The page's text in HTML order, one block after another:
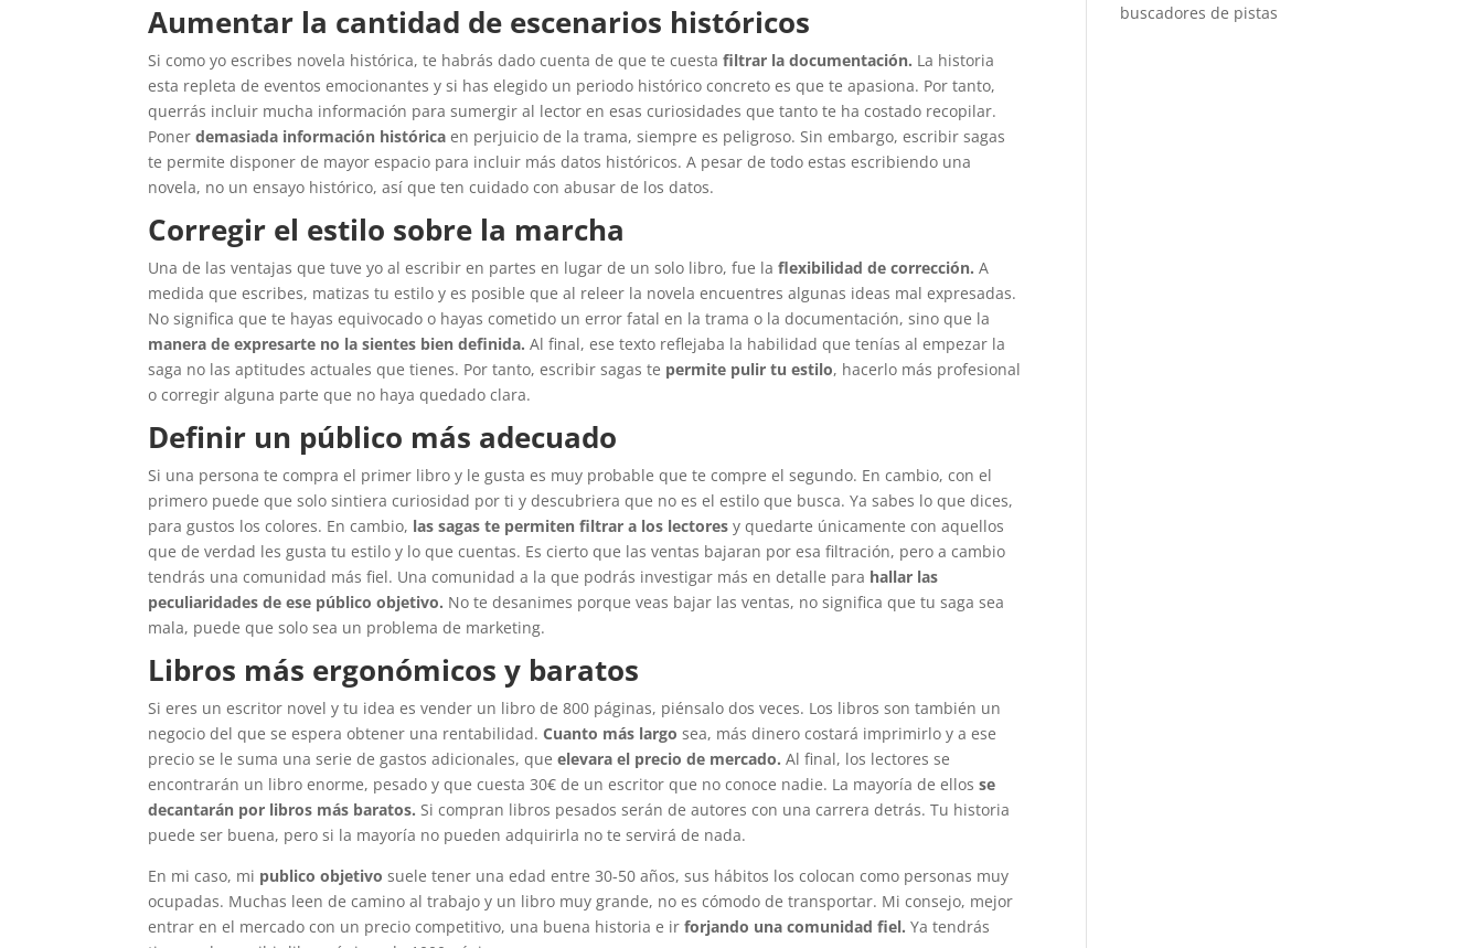
Aumentar la cantidad de escenarios históricos
Si como yo escribes novela histórica, te habrás dado cuenta de que te cuesta filtrar la documentación. La historia
esta repleta de eventos emocionantes y si has elegido un periodo histórico concreto es que te apasiona. Por tanto,
querrás incluir mucha información para sumergir al lector en esas curiosidades que tanto te ha costado recopilar.
Ponerdemasiada información histórica en perjuicio de la trama, siempre es peligroso. Sin embargo, escribir sagas
te permite disponer de mayor espacio para incluir más datos históricos. A pesar de todo estas escribiendo una
novela, no un ensayo histórico, así que ten cuidado con abusar de los datos.
Corregir el estilo sobre la marcha
Una de las ventajas que tuve yo al escribir en partes en lugar de un solo libro, fue la flexibilidad de corrección. A
medida que escribes, matizas tu estilo y es posible que al releer la novela encuentres algunas ideas mal expresadas.
No significa que te hayas equivocado o hayas cometido un error fatal en la trama o la documentación, sino que la
manera de expresarte no la sientes bien definida. Al final, ese texto reflejaba la habilidad que tenías al empezar la
saga no las aptitudes actuales que tienes. Por tanto, escribir sagas te permite pulir tu estilo, hacerlo más profesional
o corregir alguna parte que no haya quedado clara.
Definir un público más adecuado
Si una persona te compra el primer libro y le gusta es muy probable que te compre el segundo. En cambio, con el
primero puede que solo sintiera curiosidad por ti y descubriera que no es el estilo que busca. Ya sabes lo que dices,
para gustos los colores. En cambio, las sagas te permiten filtrar a los lectores y quedarte únicamente con aquellos
que de verdad les gusta tu estilo y lo que cuentas. Es cierto que las ventas bajaran por esa filtración, pero a cambio
tendrás una comunidad más fiel. Una comunidad a la que podrás investigar más en detalle para hallar las
peculiaridades de ese público objetivo. No te desanimes porque veas bajar las ventas, no significa que tu saga sea
mala, puede que solo sea un problema de marketing.
Libros más ergonómicos y baratos
Si eres un escritor novel y tu idea es vender un libro de 800 páginas, piénsalo dos veces. Los libros son también un
negocio del que se espera obtener una rentabilidad.Cuanto más largo sea, más dinero costará imprimirlo y a ese
precio se le suma una serie de gastos adicionales, queelevara el precio de mercado. Al final, los lectores se
encontrarán un libro enorme, pesado y que cuesta 30€ de un escritor que no conoce nadie. La mayoría de ellosse
decantarán por libros más baratos. Si compran libros pesados serán de autores con una carrera detrás. Tu historia
puede ser buena, pero si la mayoría no pueden adquirirla no te servirá de nada.
En mi caso, mi publico objetivo suele tener una edad entre 30-50 años, sus hábitos los colocan como personas muy
ocupadas. Muchas leen de camino al trabajo y un libro muy grande, no es cómodo de transportar. Mi consejo, mejor
entrar en el mercado con un precio competitivo, una buena historia e irforjando una comunidad fiel. Ya tendrás
buscadores de pistas